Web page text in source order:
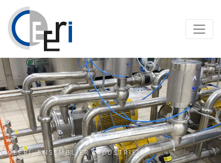
CEERI, ENSEMBLIER INDUSTRIEL